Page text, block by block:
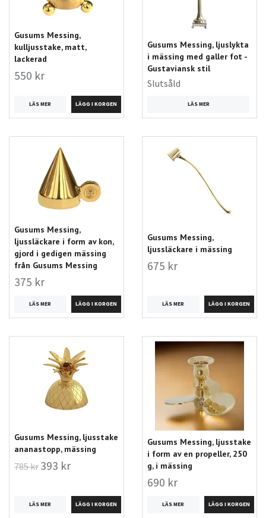
Gusums Messing,
kulljusstake, matt,
lackerad
550 kr
LÄS MER
Gusums Messing, ljuslykta
i mässing med galler fot -
Gustaviansk stil
Slutsåld
LÄS MER
Gusums Messing,
ljussläckare i form av kon,
gjord i gedigen mässing
från Gusums Messing
375 kr
LÄS MER
Gusums Messing,
ljussläckare i mässing
675 kr
LÄS MER
Gusums Messing, ljusstake
ananastopp, mässing
785 kr 393 kr
LÄS MER
Gusums Messing, ljusstake
i form av en propeller, 250
g, i mässing
690 kr
LÄS MER